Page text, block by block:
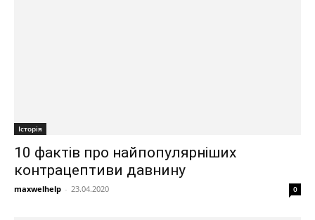
Історія
10 фактів про найпопулярніших
контрацептиви давнину
maxwelhelp - 23.04.2020 0